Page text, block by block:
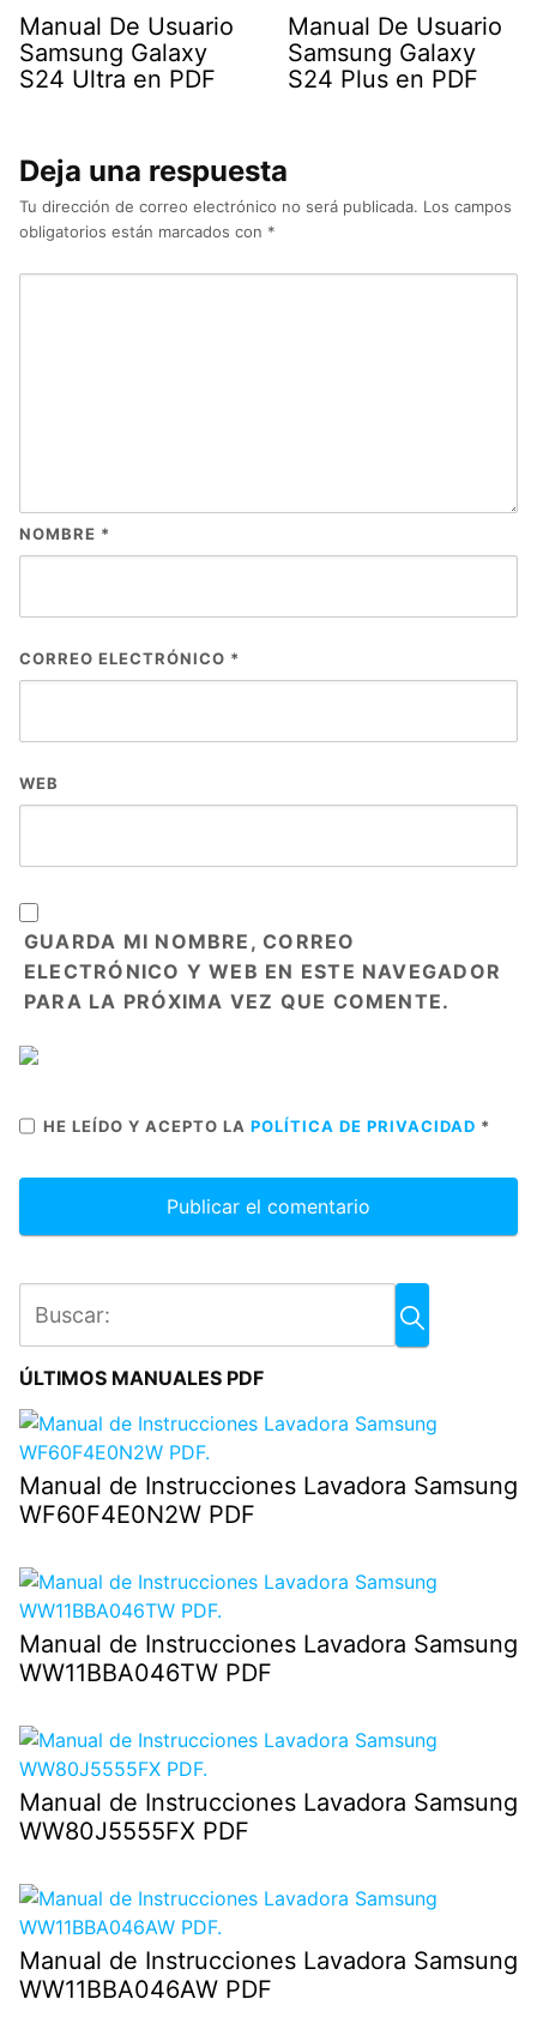
Manual De Usuario
Samsung Galaxy
S24 Ultra en PDF
Manual De Usuario
Samsung Galaxy
S24 Plus en PDF
Deja una respuesta
Tu dirección de correo electrónico no será publicada. Los campos
obligatorios están marcados con *
NOMBRE *
CORREO ELECTRÓNICO *
WEB
GUARDA MI NOMBRE, CORREO
ELECTRÓNICO Y WEB EN ESTE NAVEGADOR
PARA LA PRÓXIMA VEZ QUE COMENTE.
HE LEÍDO Y ACEPTO LA POLÍTICA DE PRIVACIDAD *
ÚLTIMOS MANUALES PDF
Manual de Instrucciones Lavadora Samsung
WF60F4E0N2W PDF
Manual de Instrucciones Lavadora Samsung
WW11BBA046TW PDF
Manual de Instrucciones Lavadora Samsung
WW80J5555FX PDF
Manual de Instrucciones Lavadora Samsung
WW11BBA046AW PDF